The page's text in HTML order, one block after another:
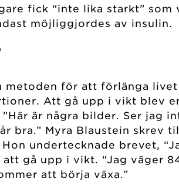
fick “inte lika starkt”
möjliggjordes av insulin.
för att förlänga
Att gå upp i vikt blev
är några bilder. Ser jag
bra.” Myra Blaustein
undertecknade brevet,
gå upp i vikt. “Jag väger
att börja växa.”